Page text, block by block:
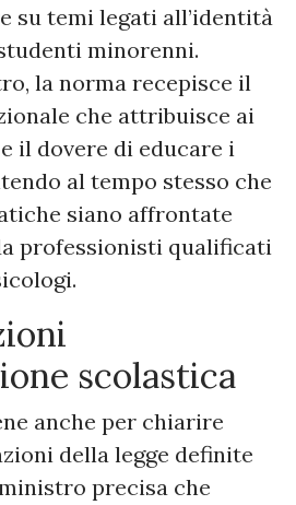
su temi legati all’identità
minorenni.
la norma recepisce il
che attribuisce ai
il dovere di educare i
al tempo stesso che
siano affrontate
professionisti qualificati
scolastica
anche per chiarire
della legge definite
precisa che